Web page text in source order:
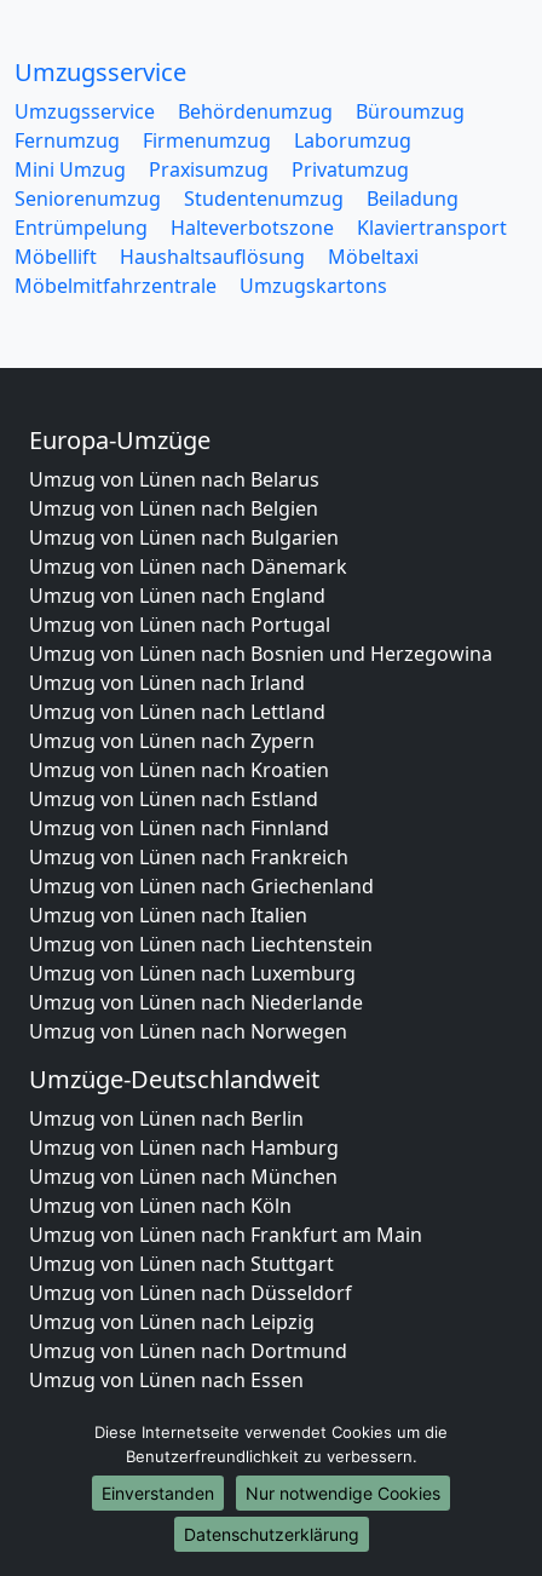
Umzugsservice
Umzugsservice Behördenumzug
Büroumzug
Fernumzug
Firmenumzug
Laborumzug
Mini Umzug
Praxisumzug
Privatumzug
Seniorenumzug
Studentenumzug
Beiladung
Entrümpelung
Halteverbotszone
Klaviertransport
Möbellift
Haushaltsauflösung
Möbeltaxi
Möbelmitfahrzentrale
Umzugskartons
Europa-Umzüge
Umzug von Lünen nach Belarus
Umzug von Lünen nach Belgien
Umzug von Lünen nach Bulgarien
Umzug von Lünen nach Dänemark
Umzug von Lünen nach England
Umzug von Lünen nach Portugal
Umzug von Lünen nach Bosnien und Herzegowina
Umzug von Lünen nach Irland
Umzug von Lünen nach Lettland
Umzug von Lünen nach Zypern
Umzug von Lünen nach Kroatien
Umzug von Lünen nach Estland
Umzug von Lünen nach Finnland
Umzug von Lünen nach Frankreich
Umzug von Lünen nach Griechenland
Umzug von Lünen nach Italien
Umzug von Lünen nach Liechtenstein
Umzug von Lünen nach Luxemburg
Umzug von Lünen nach Niederlande
Umzug von Lünen nach Norwegen
Umzüge-Deutschlandweit
Umzug von Lünen nach Berlin
Umzug von Lünen nach Hamburg
Umzug von Lünen nach München
Umzug von Lünen nach Köln
Umzug von Lünen nach Frankfurt am Main
Umzug von Lünen nach Stuttgart
Umzug von Lünen nach Düsseldorf
Umzug von Lünen nach Leipzig
Umzug von Lünen nach Dortmund
Umzug von Lünen nach Essen
Umzug von Lünen nach Dresden
Umzug von Lünen nach Hannover
Umzug von Lünen nach Nürnberg
Umzug von Lünen nach Duisburg
Umzug von Lünen nach Bochum
Diese Internetseite verwendet Cookies um die
Benutzerfreundlichkeit zu verbessern.
Einverstanden
Nur notwendige Cookies
Datenschutzerklärung